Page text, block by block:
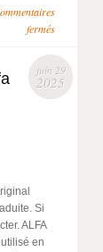
fermés
juin 29
2025
Si
ALFA
en